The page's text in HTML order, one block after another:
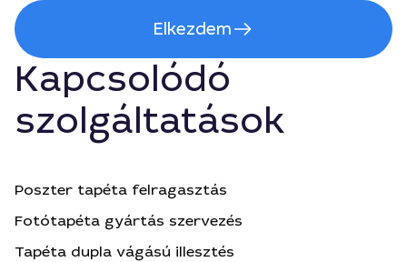
Elkezdem
Kapcsolódó
szolgáltatások
Poszter tapéta felragasztás
Fotótapéta gyártás szervezés
Tapéta dupla vágású illesztés